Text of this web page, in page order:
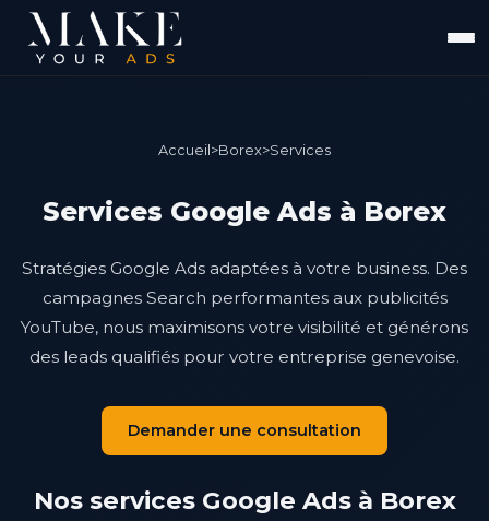
Accueil >Borex>Services
Services Google Ads à Borex
Stratégies Google Ads adaptées à votre business. Des
campagnes Search performantes aux publicités
YouTube, nous maximisons votre visibilité et générons
des leads qualifiés pour votre entreprise genevoise.
Demander une consultation
Nos services Google Ads à Borex